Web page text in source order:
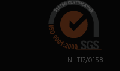
. N. IT17/0158